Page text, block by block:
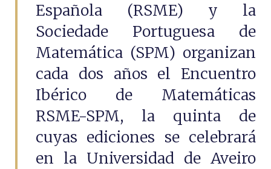
Española (RSME) y la
Sociedade Portuguesa de
Matemática (SPM) organizan
cada dos años el Encuentro
Ibérico de Matemáticas
RSME-SPM, la quinta de
cuyas ediciones se celebrará
en la Universidad de Aveiro